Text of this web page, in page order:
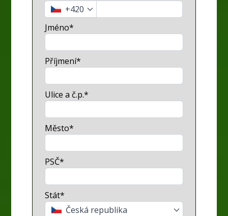
+420
Jméno*
Příjmení*
Ulice a č.p.*
Město*
PSČ*
Stát*
Česká republika